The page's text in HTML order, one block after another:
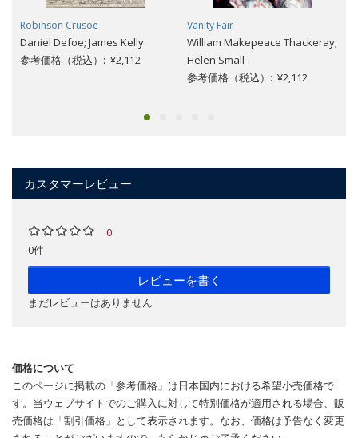
Robinson Crusoe
Daniel Defoe; James Kelly
参考価格（税込）: ¥2,112
Vanity Fair
William Makepeace Thackeray;
Helen Small
参考価格（税込）: ¥2,112
カスタマーレビュー
0
0件
レビューを書く
まだレビューはありません
価格について
このページに掲載の「参考価格」は日本国内における希望小売価格で
す。当ウェブサイトでのご購入に対して特別価格が適用される場合、販
売価格は「割引価格」として表示されます。なお、価格は予告なく変更